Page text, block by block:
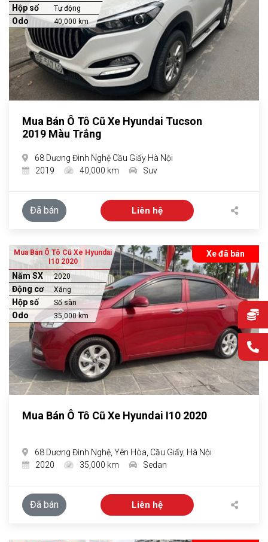
Hộp số Tự động
Odo 40,000 km
Mua Bán Ô Tô Cũ Xe Hyundai Tucson
2019 Màu Trắng
68 Dương Đình Nghệ Cầu Giấy Hà Nội
2019
40,000 km Suv
Đã bán Liên hệ
Xe đã bán
Mua Bán Ô Tô Cũ Xe Hyundai
I10 2020
Năm SX 2020
Động cơ Xăng
Hộp số Số sàn
Odo 35,000 km
Mua Bán Ô Tô Cũ Xe Hyundai I10 2020
68 Dương Đình Nghệ, Yên Hòa, Cầu Giấy, Hà Nội
2020
35,000 km Sedan
Đã bán Liên hệ